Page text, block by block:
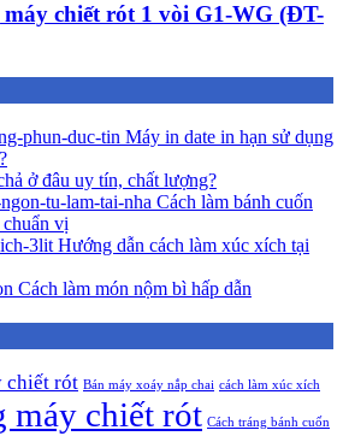
máy chiết rót 1 vòi G1-WG (ĐT-
Máy in date in hạn sử dụng
ở đâu uy tín, chất lượng?
Cách làm bánh cuốn
vị
Hướng dẫn cách làm xúc xích tại
Cách làm món nộm bì hấp dẫn
chiết rót Bán máy xoáy nắp chai cách làm xúc xích
máy chiết rót Cách tráng bánh cuốn